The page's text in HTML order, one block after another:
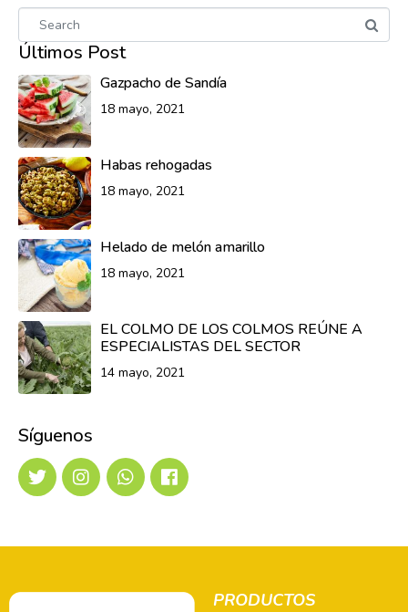
Últimos Post
Gazpacho de Sandía
18 mayo, 2021
Habas rehogadas
18 mayo, 2021
Helado de melón amarillo
18 mayo, 2021
EL COLMO DE LOS COLMOS REÚNE A
ESPECIALISTAS DEL SECTOR
14 mayo, 2021
Síguenos
PRODUCTOS